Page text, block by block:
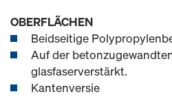
OBERFLÄCHEN
Beidseitige
Auf der
glasfaserverstärkt.
Kantenversie